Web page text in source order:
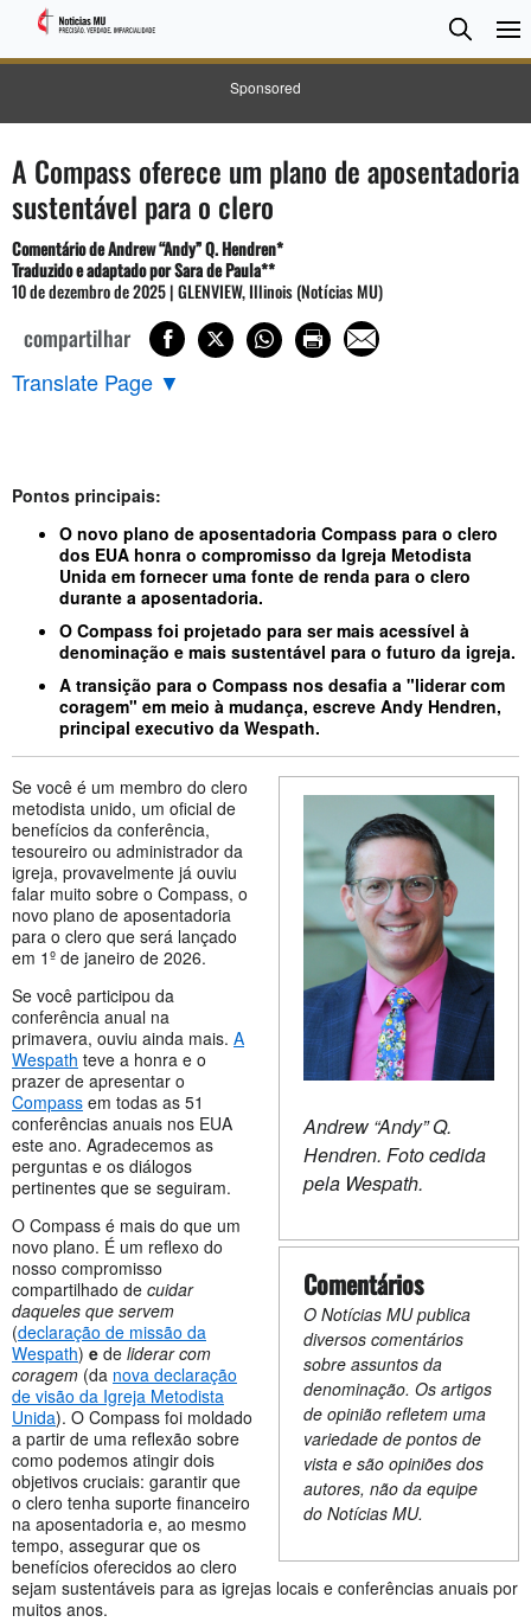
Sponsored
Search
A Compass oferece um plano de aposentadoria
sustentável para o clero
Comentário de Andrew “Andy” Q. Hendren*
Traduzido e adaptado por Sara de Paula**
10 de dezembro de 2025 | GLENVIEW, Illinois (Notícias MU)
compartilhar
Translate Page ▼
Pontos principais:
O novo plano de aposentadoria Compass para o clero
dos EUA honra o compromisso da Igreja Metodista
Unida em fornecer uma fonte de renda para o clero
durante a aposentadoria.
O Compass foi projetado para ser mais acessível à
denominação e mais sustentável para o futuro da igreja.
A transição para o Compass nos desafia a "liderar com
coragem" em meio à mudança, escreve Andy Hendren,
principal executivo da Wespath.
Andrew “Andy” Q.
Hendren. Foto cedida
pela Wespath.
Comentários
O Notícias MU publica
diversos comentários
sobre assuntos da
denominação. Os artigos
de opinião refletem uma
variedade de pontos de
vista e são opiniões dos
autores, não da equipe
do Notícias MU.
Se você é um membro do clero
metodista unido, um oficial de
benefícios da conferência,
tesoureiro ou administrador da
igreja, provavelmente já ouviu
falar muito sobre o Compass, o
novo plano de aposentadoria
para o clero que será lançado
em 1º de janeiro de 2026.
Se você participou da
conferência anual na
primavera, ouviu ainda mais. A
Wespath teve a honra e o
prazer de apresentar o
Compass em todas as 51
conferências anuais nos EUA
este ano. Agradecemos as
perguntas e os diálogos
pertinentes que se seguiram.
O Compass é mais do que um
novo plano. É um reflexo do
nosso compromisso
compartilhado de cuidar
daqueles que servem
(declaração de missão da
Wespath) e de liderar com
coragem (da nova declaração
de visão da Igreja Metodista
Unida). O Compass foi moldado
a partir de uma reflexão sobre
como podemos atingir dois
objetivos cruciais: garantir que
o clero tenha suporte financeiro
na aposentadoria e, ao mesmo
tempo, assegurar que os
benefícios oferecidos ao clero
sejam sustentáveis para as igrejas locais e conferências anuais por
muitos anos.